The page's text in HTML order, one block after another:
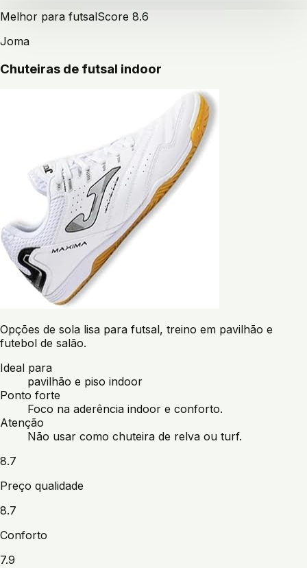
Melhor para futsalScore 8.6
Joma
Chuteiras de futsal indoor
Opções de sola lisa para futsal, treino em pavilhão e
futebol de salão.
Ideal para
pavilhão e piso indoor
Ponto forte
Foco na aderência indoor e conforto.
Atenção
Não usar como chuteira de relva ou turf.
8.7
Preço qualidade
8.7
Conforto
7.9